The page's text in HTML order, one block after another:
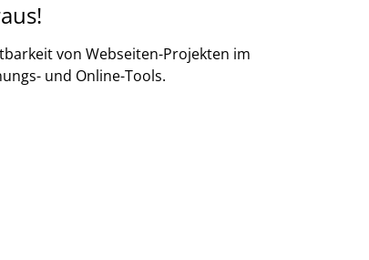
von Webseiten-Projekten im
und Online-Tools.